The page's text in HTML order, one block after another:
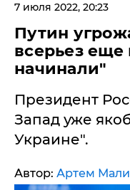
7 июля 2022, 20:23
Путин
всерьез еще
начинали"
Президент
Запад уже
Украине".
Автор: Артем